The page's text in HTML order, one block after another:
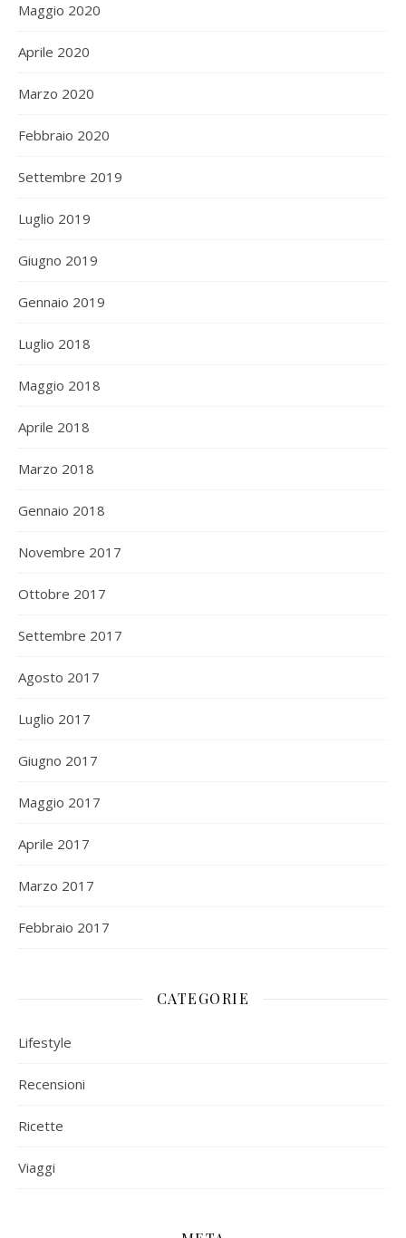
Maggio 2020
Aprile 2020
Marzo 2020
Febbraio 2020
Settembre 2019
Luglio 2019
Giugno 2019
Gennaio 2019
Luglio 2018
Maggio 2018
Aprile 2018
Marzo 2018
Gennaio 2018
Novembre 2017
Ottobre 2017
Settembre 2017
Agosto 2017
Luglio 2017
Giugno 2017
Maggio 2017
Aprile 2017
Marzo 2017
Febbraio 2017
CATEGORIE
Lifestyle
Recensioni
Ricette
Viaggi